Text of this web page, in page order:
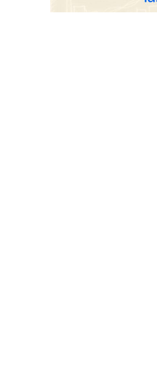
entrevistas y fotografía editorial